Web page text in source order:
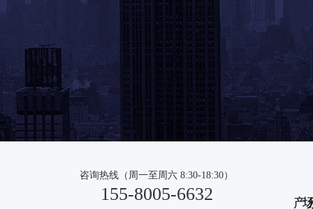
咨询热线（周一至周六 8:30-18:30）
155-8005-6632 产